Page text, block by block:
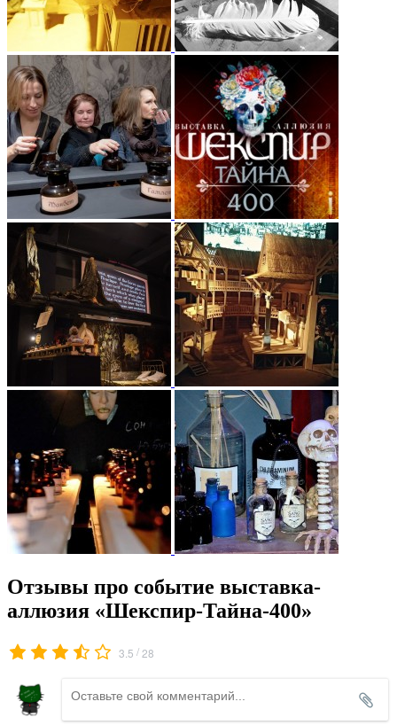
Отзывы про событие выставка-
аллюзия «Шекспир-Тайна-400»
3.5 /28